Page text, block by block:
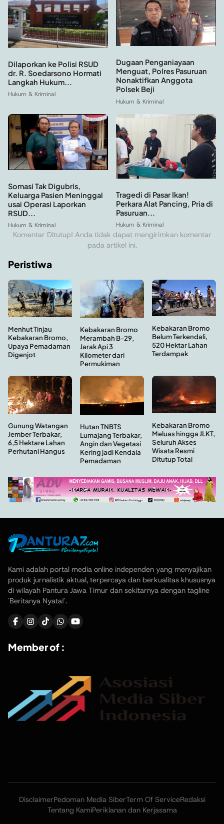
Dilaporkan ke Polisi RSUD
dr. R. Soedarsono Hormati
Langkah Hukum...
Hukum & Kriminal
Dugaan Penganiayaan
Menguat, Polres Pasuruan
Nonaktifkan Anggota
Polsek Beji
Hukum & Kriminal
Somasi Tak Digubris,
Keluarga Pasien Meninggal
usai Operasi Laporkan
RSUD...
Hukum & Kriminal
Tragedi di Pasar Ikan!
Perkara Alat Pancing, Pria di
Pasuruan...
Hukum & Kriminal
Komentar Ditutup! Anda tidak dapat mengirimkan komentar
pada artikel ini.
Peristiwa
Menhut Tinjau
Kebakaran Bromo,
Upaya Pemadaman
Digenjot
Kebakaran Bromo
Merambah B-29,
Jarak Api 3
Kilometer dari
Permukiman
Kebakaran Bromo
Belum Terkendali,
520 Hektar Lahan
Terdampak
Gunung Watangan
Jember Terbakar,
6,5 Hektare Lahan
Perhutani Hangus
Hutan TNBTS
Lumajang Terbakar,
Angin dan Vegetasi
Kering jadi Kendala
Pemadaman
Kebakaran Bromo
Meluas hingga JLKT,
Seluruh Akses
Wisata Resmi
Ditutup Total
Kami adalah portal media online independen yang menyajikan
produk jurnalistik aktual, terpercaya dan berkualitas khususnya
di wilayah Pantura Jawa Timur dan sekitarnya dengan tagline
'Beritanya Nyata!'.
Member of :
DisclaimerPedoman Media SiberTerm Of ServiceRedaksi
Tentang KamiPeriklanan dan Kerjasama